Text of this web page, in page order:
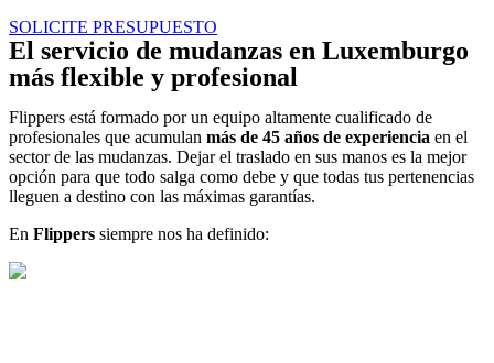
SOLICITE PRESUPUESTO
El servicio de mudanzas en Luxemburgo
más flexible y profesional
Flippers está formado por un equipo altamente cualificado de
profesionales que acumulan más de 45 años de experiencia en el
sector de las mudanzas. Dejar el traslado en sus manos es la mejor
opción para que todo salga como debe y que todas tus pertenencias
lleguen a destino con las máximas garantías.
En Flippers siempre nos ha definido: